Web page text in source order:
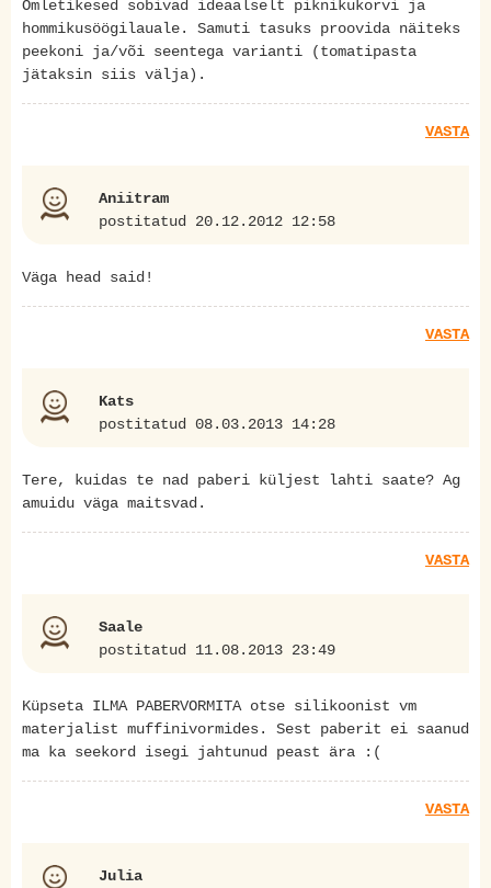
Omletikesed sobivad ideaalselt piknikukorvi ja
hommikusöögilauale. Samuti tasuks proovida näiteks
peekoni ja/või seentega varianti (tomatipasta
jätaksin siis välja).
VASTA
Aniitram
postitatud 20.12.2012 12:58
Väga head said!
VASTA
Kats
postitatud 08.03.2013 14:28
Tere, kuidas te nad paberi küljest lahti saate? Ag
amuidu väga maitsvad.
VASTA
Saale
postitatud 11.08.2013 23:49
Küpseta ILMA PABERVORMITA otse silikoonist vm
materjalist muffinivormides. Sest paberit ei saanud
ma ka seekord isegi jahtunud peast ära :(
VASTA
Julia